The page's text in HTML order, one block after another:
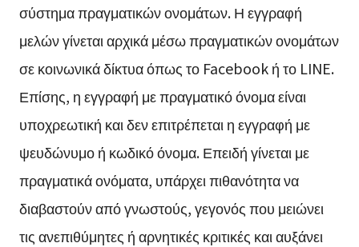
σύστημα πραγματικών ονομάτων. Η εγγραφή
μελών γίνεται αρχικά μέσω πραγματικών ονομάτων
σε κοινωνικά δίκτυα όπως το Facebook ή το LINE.
Επίσης, η εγγραφή με πραγματικό όνομα είναι
υποχρεωτική και δεν επιτρέπεται η εγγραφή με
ψευδώνυμο ή κωδικό όνομα. Επειδή γίνεται με
πραγματικά ονόματα, υπάρχει πιθανότητα να
διαβαστούν από γνωστούς, γεγονός που μειώνει
τις ανεπιθύμητες ή αρνητικές κριτικές και αυξάνει